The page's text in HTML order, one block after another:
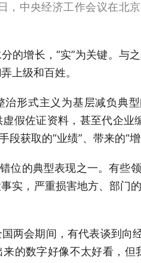
，中央经济工作会议在北
的增长，“实”为关键。与
上级和百姓。
治形式主义为基层减负典
假佐证资料，甚至代企
获取的“业绩”、带来的“增
位的典型表现之一。有些
实，严重损害地方、部门
国两会期间，有代表谈到
的数字好像不太好看，